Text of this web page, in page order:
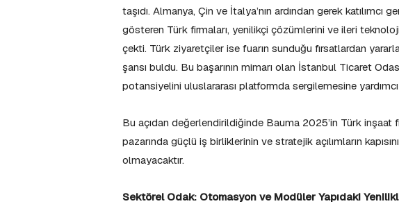
taşıdı. Almanya, Çin ve İtalya’nın ardından gerek
gösteren Türk firmaları, yenilikçi çözümlerini ve ileri
çekti. Türk ziyaretçiler ise fuarın sunduğu fırsatlardan
şansı buldu. Bu başarının mimarı olan İstanbul Ticaret
potansiyelini uluslararası platformda sergilemesine
Bu açıdan değerlendirildiğinde Bauma 2025’in Türk inşaat
pazarında güçlü iş birliklerinin ve stratejik açılımların
olmayacaktır.
Sektörel Odak: Otomasyon ve Modüler Yapıdaki